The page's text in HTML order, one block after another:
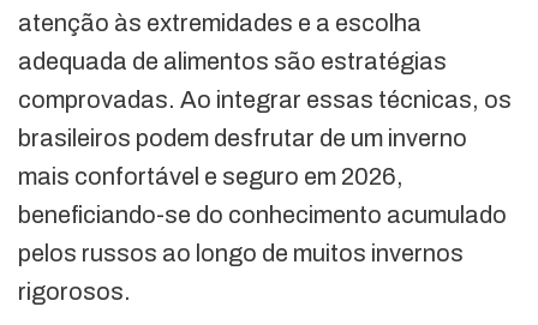
atenção às extremidades e a escolha
adequada de alimentos são estratégias
comprovadas. Ao integrar essas técnicas, os
brasileiros podem desfrutar de um inverno
mais confortável e seguro em 2026,
beneficiando-se do conhecimento acumulado
pelos russos ao longo de muitos invernos
rigorosos.